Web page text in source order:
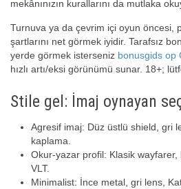
mekânınızın kurallarını da mutlaka
Turnuva ya da çevrim içi oyun öncesi,
şartlarını net görmek iyidir. Tarafsız
yerde görmek isterseniz bonusgids op
hızlı artı/eksi görünümü sunar. 18+;
Stile gel: İmaj oynayan
Agresif imaj: Düz üstlü shield, gri
kaplama.
Okur-yazar profil: Klasik
VLT.
Minimalist: İnce metal, gri lens,